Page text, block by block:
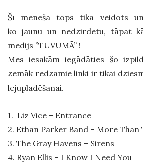
Šī mēneša tops tika veidots
ko jaunu un nedzirdētu, tāpat
medijs ”TUVUMĀ” !
Mēs iesakām iegādāties šo
zemāk redzamie linki ir tikai
lejuplādēšanai.
1. Liz Vice – Entrance
2. Ethan Parker Band – More Than
3. The Gray Havens – Sirens
4. Ryan Ellis – I Know I Need You